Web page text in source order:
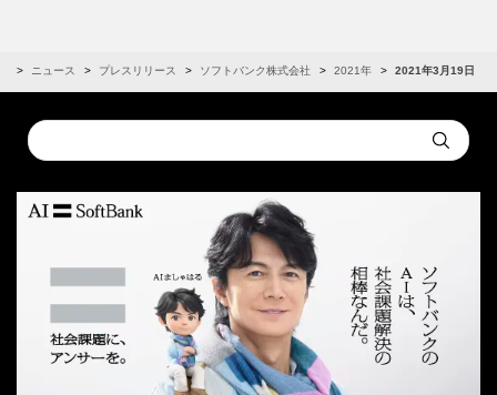
ニュース プレスリリース ソフトバンク株式会社 2021年 2021年3月19日
Conduct
a
Submit